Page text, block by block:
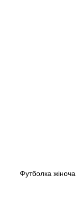
Футболка